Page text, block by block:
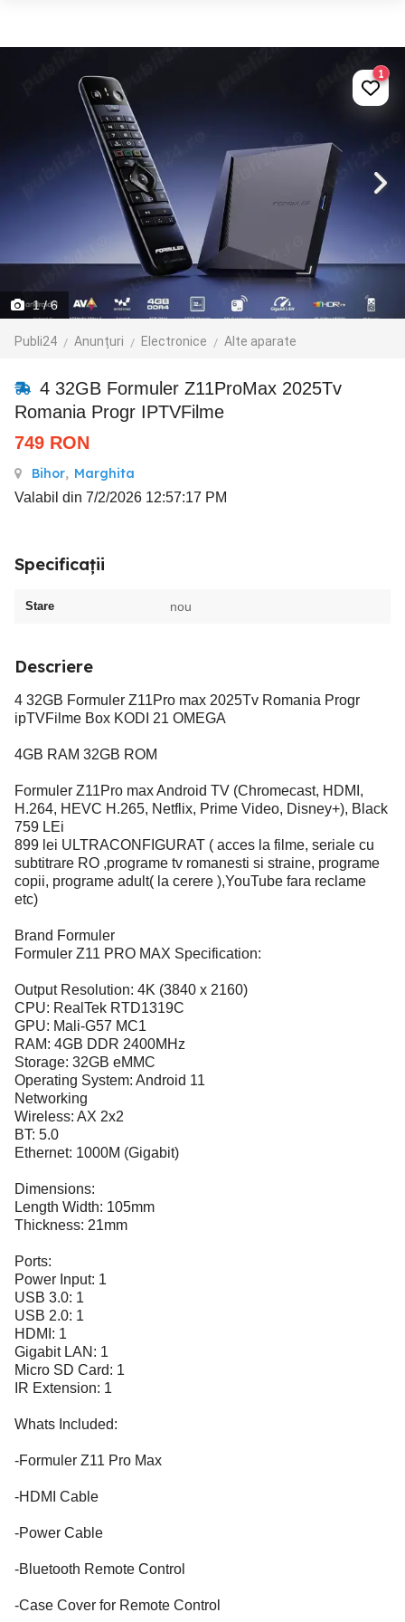
1/ 6
Publi24 Anunțuri Electronice Alte aparate
1
4 32GB Formuler Z11ProMax 2025Tv
Romania Progr IPTVFilme
749 RON
Bihor, Marghita
Valabil din 7/2/2026 12:57:17 PM
Specificații
Stare nou
Descriere
4 32GB Formuler Z11Pro max 2025Tv Romania Progr
ipTVFilme Box KODI 21 OMEGA
4GB RAM 32GB ROM
Formuler Z11Pro max Android TV (Chromecast, HDMI,
H.264, HEVC H.265, Netflix, Prime Video, Disney+), Black
759 LEi
899 lei ULTRACONFIGURAT ( acces la filme, seriale cu
subtitrare RO ,programe tv romanesti si straine, programe
copii, programe adult( la cerere ),YouTube fara reclame
etc)
Brand Formuler
Formuler Z11 PRO MAX Specification:
Output Resolution: 4K (3840 x 2160)
CPU: RealTek RTD1319C
GPU: Mali-G57 MC1
RAM: 4GB DDR 2400MHz
Storage: 32GB eMMC
Operating System: Android 11
Networking
Wireless: AX 2x2
BT: 5.0
Ethernet: 1000M (Gigabit)
Dimensions:
Length Width: 105mm
Thickness: 21mm
Ports:
Power Input: 1
USB 3.0: 1
USB 2.0: 1
HDMI: 1
Gigabit LAN: 1
Micro SD Card: 1
IR Extension: 1
Whats Included:
-Formuler Z11 Pro Max
-HDMI Cable
-Power Cable
-Bluetooth Remote Control
-Case Cover for Remote Control